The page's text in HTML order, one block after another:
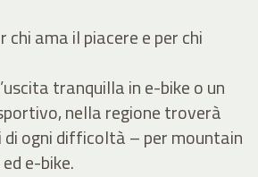
chi ama il piacere e per chi
tranquilla in e-bike o un
nella regione troverà
ogni difficoltà – per mountain
e-bike.